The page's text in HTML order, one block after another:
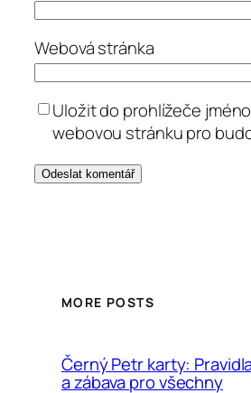
Webová stránka
Uložit do prohlížeče
webovou stránku pro
MORE POSTS
Černý Petr karty:
a zábava pro všechny